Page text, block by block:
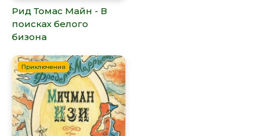
Рид Томас Майн - В
поисках белого
бизона
Приключения